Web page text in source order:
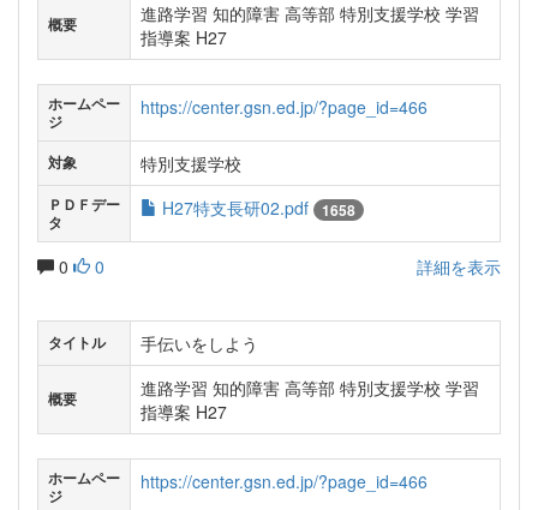
概要
進路学習 知的障害 高等部 特別支援学校 学習
指導案 H27
ホームペー
ジ
https://center.gsn.ed.jp/?page_id=466
対象 特別支援学校
ＰＤＦデー
タ
H27特支長研02.pdf 1658
0 0 詳細を表示
タイトル 手伝いをしよう
概要
進路学習 知的障害 高等部 特別支援学校 学習
指導案 H27
ホームペー
ジ
https://center.gsn.ed.jp/?page_id=466